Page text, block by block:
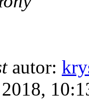
autor: